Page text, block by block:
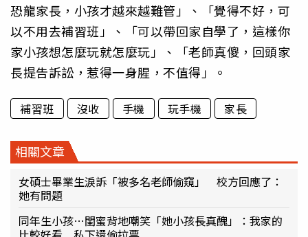
恐龍家長，小孩才越來越難管」、「覺得不好，可
以不用去補習班」、「可以帶回家自學了，這樣你
家小孩想怎麼玩就怎麼玩」、「老師真傻，回頭家
長提告訴訟，惹得一身腥，不值得」。
補習班 沒收 手機 玩手機 家長
相關文章
女碩士畢業生淚訴「被多名老師偷窺」 校方回應了：
她有問題
同年生小孩…閨蜜背地嘲笑「她小孩長真醜」：我家的